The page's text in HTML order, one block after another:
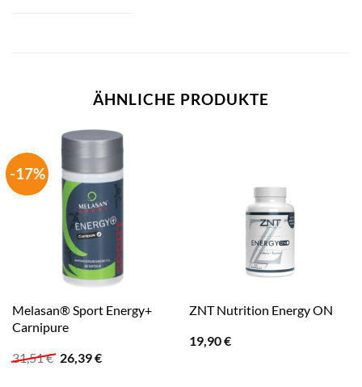
ÄHNLICHE PRODUKTE
-17%
Melasan® Sport Energy+
Carnipure
31,51€ Ursprünglicher
Preis
26,39€Aktueller
ZNT Nutrition Energy ON
19,90€